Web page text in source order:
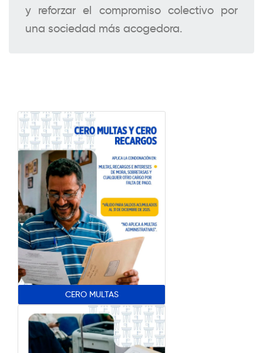
y reforzar el compromiso colectivo por
una sociedad más acogedora.
CERO MULTAS